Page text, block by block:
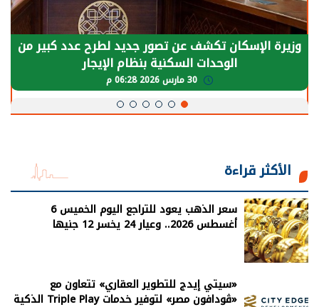
وزيرة الإسكان تكشف عن تصور جديد لطرح عدد كبير من
الوحدات السكنية بنظام الإيجار
الأكثر قراءة
سعر الذهب يعود للتراجع اليوم الخميس 6
أغسطس 2026.. وعيار 24 يخسر 12 جنيها
«سيتي إيدج للتطوير العقاري» تتعاون مع
«ڤودافون مصر» لتوفير خدمات Triple Play الذكية